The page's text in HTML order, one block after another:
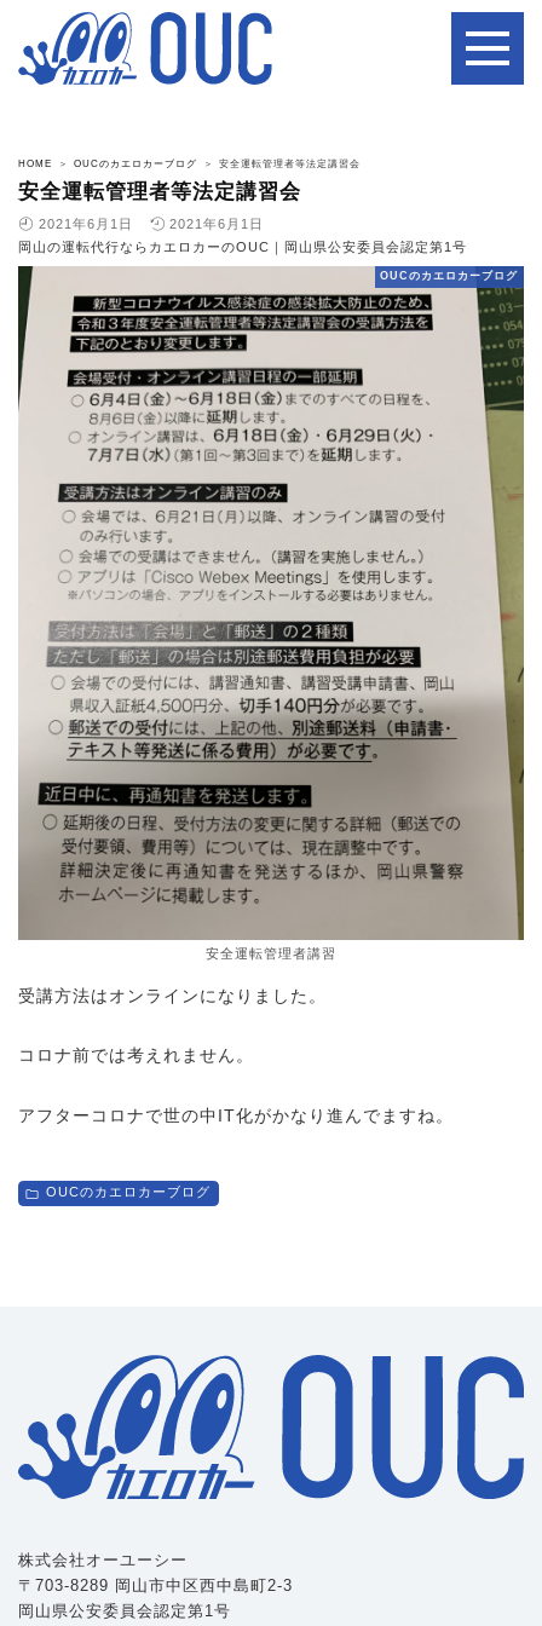
HOME OUCのカエロカーブログ 安全運転管理者等法定講習会
安全運転管理者等法定講習会
2021年6月1日
2021年6月1日
岡山の運転代行ならカエロカーのOUC｜岡山県公安委員会認定第1号
安全運転管理者講習
OUCのカエロカーブログ
受講方法はオンラインになりました。
コロナ前では考えれません。
アフターコロナで世の中IT化がかなり進んでますね。
OUCのカエロカーブログ
株式会社オーユーシー
〒703-8289 岡山市中区西中島町2-3
岡山県公安委員会認定第1号